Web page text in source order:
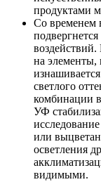
продуктами
Со временем
на
светлого
комбинации
УФ
или
осветления
видимыми.